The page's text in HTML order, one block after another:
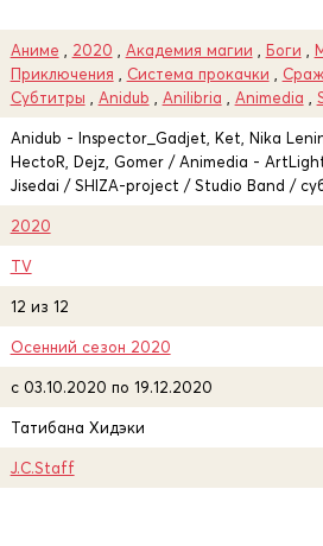
Аниме 2020 Академия магии Боги
Приключения
Система прокачки
Субтитры
Anidub Anilibria Animedia
Anidub - Inspector_Gadjet, Ket, Nika
HectoR, Dejz, Gomer / Animedia -
Jisedai / SHIZA-project / Studio Band /
2020
TV
12 из 12
Осенний сезон 2020
c 03.10.2020 по 19.12.2020
Татибана Хидэки
J.C.Staff